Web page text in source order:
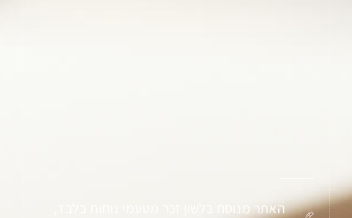
האתר מנוסח בלשון זכר מטעמי נוחות בלבד,